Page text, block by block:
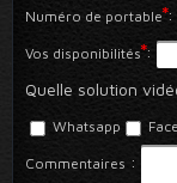
Numéro de portable*
:
Vos disponibilités*
:
Quelle solution
Whatsapp
Commentaires :